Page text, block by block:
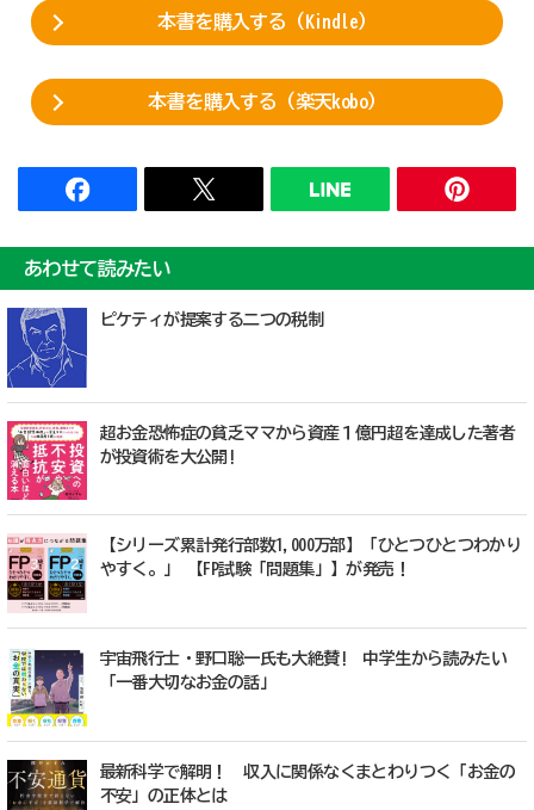
本書を購入する（Kindle）
本書を購入する（楽天kobo）
あわせて読みたい
ピケティが提案する二つの税制
超お金恐怖症の貧乏ママから資産１億円超を達成した著者
が投資術を大公開!
【シリーズ累計発行部数1,000万部】「ひとつひとつわかり
やすく。」 【FP試験「問題集」】が発売！
宇宙飛行士・野口聡一氏も大絶賛! 中学生から読みたい
「一番大切なお金の話」
最新科学で解明！ 収入に関係なくまとわりつく「お金の
不安」の正体とは